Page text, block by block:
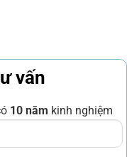
vấn
10 năm kinh nghiệm